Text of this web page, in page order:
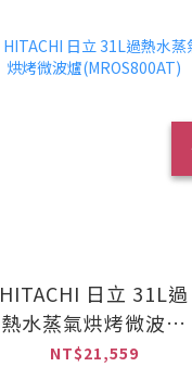
HITACHI 日立 31L過
熱水蒸氣烘烤微波爐
(MROS800AT)
NT$21,559